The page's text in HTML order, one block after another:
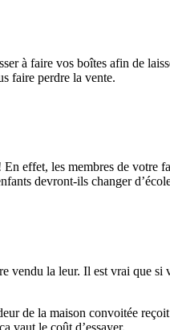
à faire vos boîtes afin de
faire perdre la vente.
effet, les membres de votre
devront-ils changer
vendu la leur. Il est vrai que
de la maison convoitée
vaut le coût d’essayer.